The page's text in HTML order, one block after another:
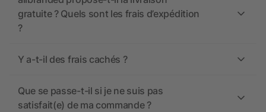
gratuite ? Quels sont les frais d’expédition
?
Y a-t-il des frais cachés ?
Que se passe-t-il si je ne suis pas
satisfait(e) de ma commande ?